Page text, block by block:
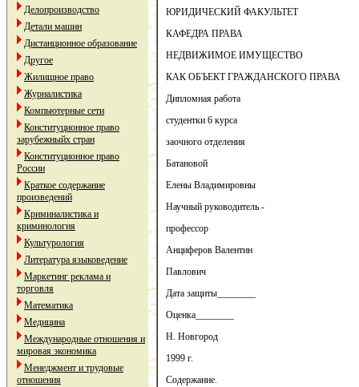
Делопроизводство
Детали машин
Дистанционное образование
Другое
Жилищное право
Журналистика
Компьютерные сети
Конституционное право
зарубежныйх стран
Конституционное право
России
Краткое содержание
произведений
Криминалистика и
криминология
Культурология
Литература языковедение
Маркетинг реклама и
торговля
Математика
Медицина
Международные отношения и
мировая экономика
Менеджмент и трудовые
отношения
ЮРИДИЧЕСКИЙ ФАКУЛЬТЕТ
КАФЕДРА ПРАВА
НЕДВИЖИМОЕ ИМУЩЕСТВО
КАК ОБЪЕКТ ГРАЖДАНСКОГО ПРАВА
Дипломная работа
студентки 6 курса
заочного отделения
Батановой
Елены Владимировны
Научный руководитель -
профессор
Анциферов Валентин
Павлович
Дата защиты________
Оценка________
Н. Новгород
1999 г.
Содержание.